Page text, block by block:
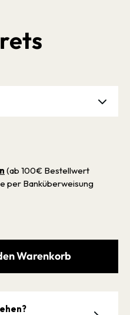
(ab 100€ Bestellwert
per Banküberweisung
Warenkorb